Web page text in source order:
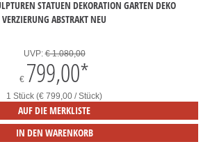
STATUEN DEKORATION GARTEN DEKO
VERZIERUNG ABSTRAKT NEU
UVP:€ 1.080,00
€ 799,00*
1 Stück (€ 799,00 / Stück)
AUF DIE MERKLISTE
IN DEN WARENKORB